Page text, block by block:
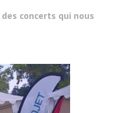
concerts qui nous